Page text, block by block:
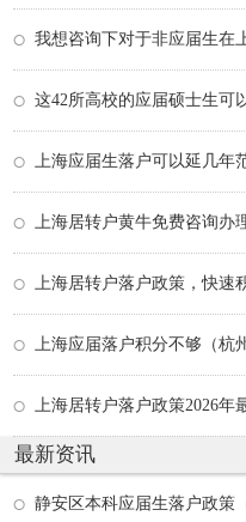
上海应届生落户可以延几年
上海居转户落户政策，快速
上海应届落户积分不够（杭
上海居转户落户政策2026年
最新资讯
静安区本科应届生落户政策